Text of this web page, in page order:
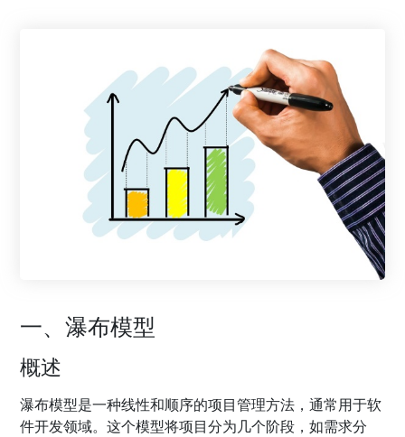
一、瀑布模型
概述
瀑布模型是一种线性和顺序的项目管理方法，通常用于软
件开发领域。这个模型将项目分为几个阶段，如需求分